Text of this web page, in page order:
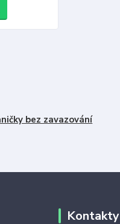
bez zavazování
Kontakty